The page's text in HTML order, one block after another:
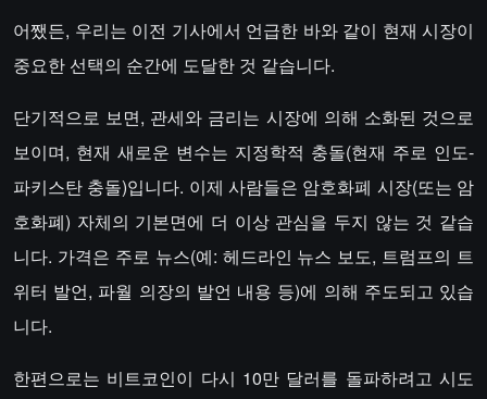
어쨌든, 우리는 이전 기사에서 언급한 바와 같이 현재 시장이
중요한 선택의 순간에 도달한 것 같습니다.
단기적으로 보면, 관세와 금리는 시장에 의해 소화된 것으로
보이며, 현재 새로운 변수는 지정학적 충돌(현재 주로 인도-
파키스탄 충돌)입니다. 이제 사람들은 암호화폐 시장(또는 암
호화폐) 자체의 기본면에 더 이상 관심을 두지 않는 것 같습
니다. 가격은 주로 뉴스(예: 헤드라인 뉴스 보도, 트럼프의 트
위터 발언, 파월 의장의 발언 내용 등)에 의해 주도되고 있습
니다.
한편으로는 비트코인이 다시 10만 달러를 돌파하려고 시도